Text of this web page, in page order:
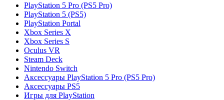
PlayStation 5 Pro (PS5 Pro)
PlayStation 5 (PS5)
PlayStation Portal
Xbox Series X
Xbox Series S
Oculus VR
Steam Deck
Nintendo Switch
Аксессуары PlayStation 5 Pro (PS5 Pro)
Аксессуары PS5
Игры для PlayStation